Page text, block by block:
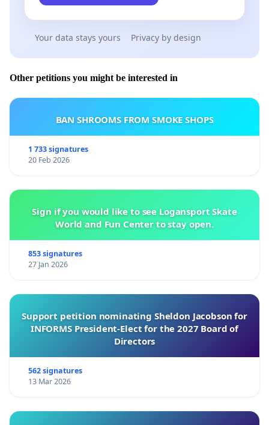
Your data stays yours Privacy by design
Other petitions you might be interested in
BAN SHROOMS FROM SMOKE SHOPS
1 733 signatures
20 Feb 2026
Sign if you would like to see Logansport Skate
World and Fun Center to stay open.
853 signatures
27 Jan 2026
Support petition nominating Sheldon Jacobson for
INFORMS President-Elect for the 2027 Board of
Directors
562 signatures
13 Mar 2026